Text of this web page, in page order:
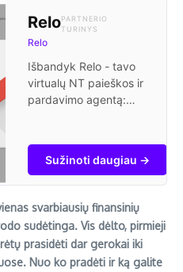
Relo
Relo
PARTNERIO
TURINYS
Išbandyk Relo - tavo
virtualų NT paieškos ir
pardavimo agentą:
sužinok savo turto
kainą, rask turtą
žemiau rinkos kainos
ir nereklamuojamus
skelbimus.
Sužinoti daugiau →
svarbiausių finansinių
sudėtinga. Vis dėlto, pirmieji
prasidėti dar gerokai iki
Nuo ko pradėti ir ką galite